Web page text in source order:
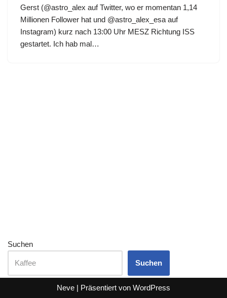
Gerst (@astro_alex auf Twitter, wo er momentan 1,14
Millionen Follower hat und @astro_alex_esa auf
Instagram) kurz nach 13:00 Uhr MESZ Richtung ISS
gestartet. Ich hab mal…
Suchen
Suchen
Neve | Präsentiert von WordPress